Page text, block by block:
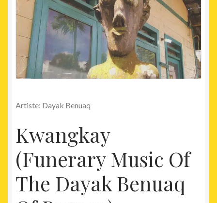
Artiste: Dayak Benuaq
Kwangkay
(Funerary Music Of
The Dayak Benuaq